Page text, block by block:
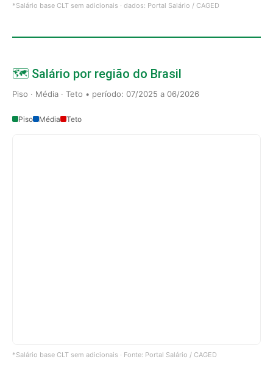
*Salário base CLT sem adicionais · dados: Portal Salário / CAGED
🗺️ Salário por região do Brasil
Piso · Média · Teto • período: 07/2025 a 06/2026
Piso Média Teto
*Salário base CLT sem adicionais · Fonte: Portal Salário / CAGED